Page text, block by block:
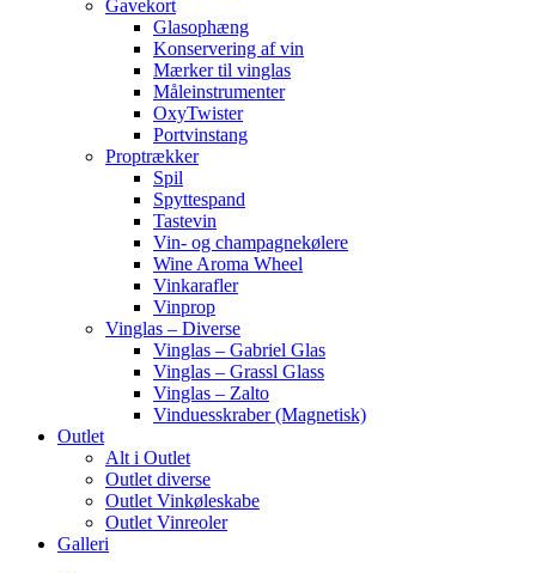
Gavekort
Glasophæng
Konservering af vin
Mærker til vinglas
Måleinstrumenter
OxyTwister
Portvinstang
Proptrækker
Spil
Spyttespand
Tastevin
Vin- og champagnekølere
Wine Aroma Wheel
Vinkarafler
Vinprop
Vinglas – Diverse
Vinglas – Gabriel Glas
Vinglas – Grassl Glass
Vinglas – Zalto
Vinduesskraber (Magnetisk)
Outlet
Alt i Outlet
Outlet diverse
Outlet Vinkøleskabe
Outlet Vinreoler
Galleri